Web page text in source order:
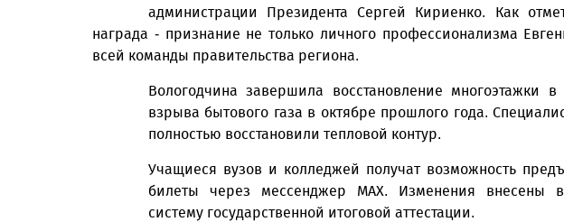
администрации Президента Сергей Кириенко. Как
награда - признание не только личного профессионализма
всей команды правительства региона.
Вологодчина завершила восстановление многоэтажки
взрыва бытового газа в октябре прошлого года.
полностью восстановили тепловой контур.
Учащиеся вузов и колледжей получат возможность
билеты через мессенджер МАХ. Изменения внесены
систему государственной итоговой аттестации.